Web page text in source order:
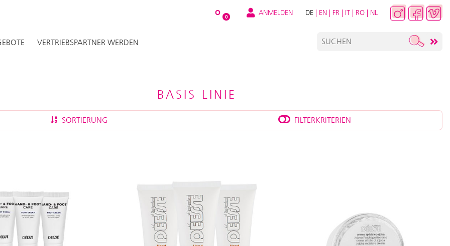
O 0 ANMELDEN DE | EN | FR | IT | RO | NL
VERTRIEBSPARTNER WERDEN
BASIS LINIE
SORTIERUNG FILTERKRITERIEN